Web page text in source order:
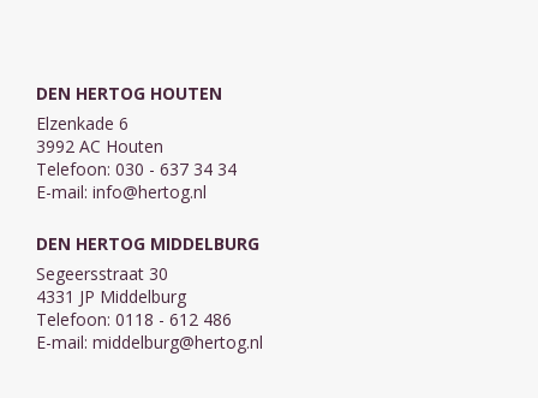
DEN HERTOG HOUTEN
Elzenkade 6
3992 AC Houten
Telefoon: 030 - 637 34 34
E-mail: info@hertog.nl
DEN HERTOG MIDDELBURG
Segeersstraat 30
4331 JP Middelburg
Telefoon: 0118 - 612 486
E-mail: middelburg@hertog.nl